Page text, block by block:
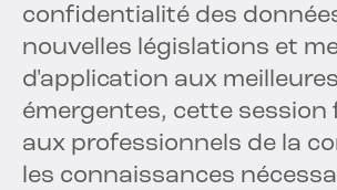
confidentialité des
nouvelles législations et
d'application aux
émergentes, cette session
aux professionnels de la
les connaissances